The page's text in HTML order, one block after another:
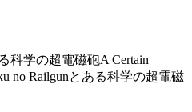
科学の超電磁砲A Certain
no Railgunとある科学の超電磁